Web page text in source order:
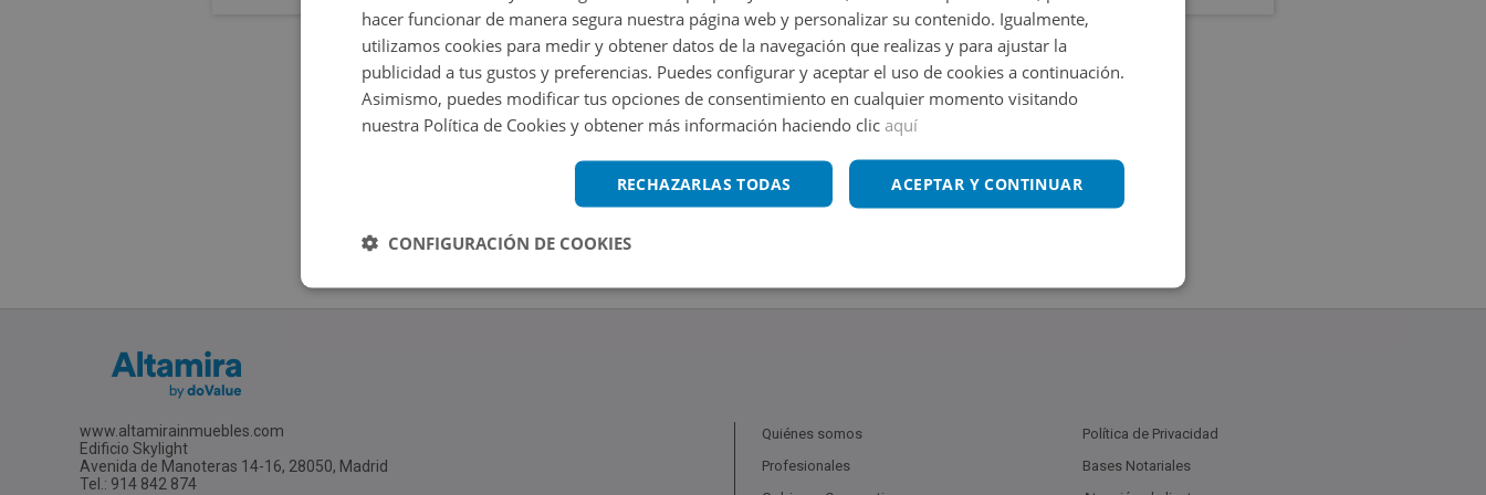
www.altamirainmuebles.com
Edificio Skylight
Avenida de Manoteras 14-16, 28050, Madrid
Tel.: 914 842 874
Quiénes somos
Profesionales
Política de Privacidad
Bases Notariales
hacer funcionar de manera segura nuestra página web y personalizar su contenido. Igualmente,
utilizamos cookies para medir y obtener datos de la navegación que realizas y para ajustar la
publicidad a tus gustos y preferencias. Puedes configurar y aceptar el uso de cookies a continuación.
Asimismo, puedes modificar tus opciones de consentimiento en cualquier momento visitando
nuestra Política de Cookies y obtener más información haciendo clic aquí
ACEPTAR Y CONTINUAR
RECHAZARLAS TODAS
CONFIGURACIÓN DE COOKIES